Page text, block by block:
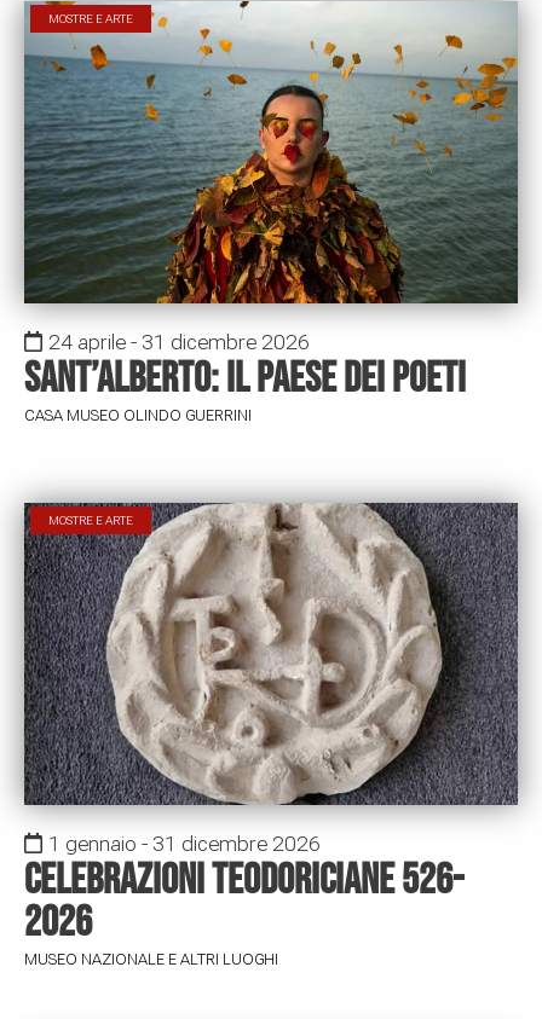
MOSTRE E ARTE
24 aprile - 31 dicembre 2026
Sant’Alberto: il paese dei poeti
CASA MUSEO OLINDO GUERRINI
MOSTRE E ARTE
1 gennaio - 31 dicembre 2026
Celebrazioni Teodoriciane 526-
2026
MUSEO NAZIONALE E ALTRI LUOGHI